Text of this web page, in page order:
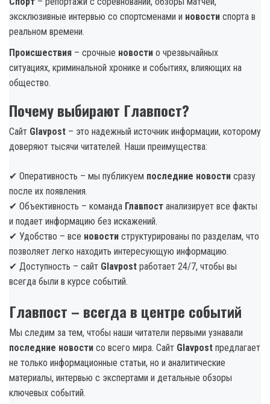
эксклюзивные интервью со спортсменами и новости спорта в
реальном времени.
Происшествия – срочные новости о чрезвычайных
ситуациях, криминальной хронике и событиях, влияющих на
общество.
Почему выбирают Главпост?
Сайт Glavpost – это надежный источник информации, которому
доверяют тысячи читателей. Наши преимущества:
✔ Оперативность – мы публикуем последние новости сразу
после их появления.
✔ Объективность – команда Главпост анализирует все факты
и подает информацию без искажений.
✔ Удобство – все новости структурированы по разделам, что
позволяет легко находить интересующую информацию.
✔ Доступность – сайт Glavpost работает 24/7, чтобы вы
всегда были в курсе событий.
Главпост – всегда в центре событий
Мы следим за тем, чтобы наши читатели первыми узнавали
последние новости со всего мира. Сайт Glavpost предлагает
не только информационные статьи, но и аналитические
материалы, интервью с экспертами и детальные обзоры
ключевых событий.